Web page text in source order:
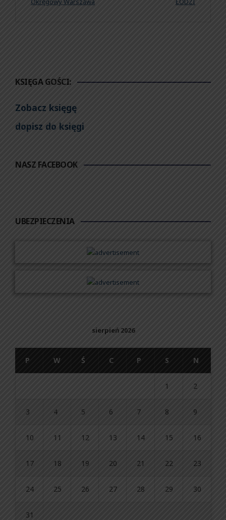
KSIĘGA GOŚCI:
Zobacz księgę
dopisz do księgi
NASZ FACEBOOK
UBEZPIECZENIA
sierpień 2026
P W Ś C P S N
1 2
3 4 5 6 7 8 9
10 11 12 13 14 15 16
17 18 19 20 21 22 23
24 25 26 27 28 29 30
31